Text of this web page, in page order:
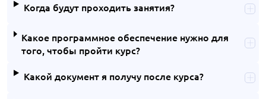
Когда будут проходить занятия?
Какое программное обеспечение нужно для
того, чтобы пройти курс?
Какой документ я получу после курса?